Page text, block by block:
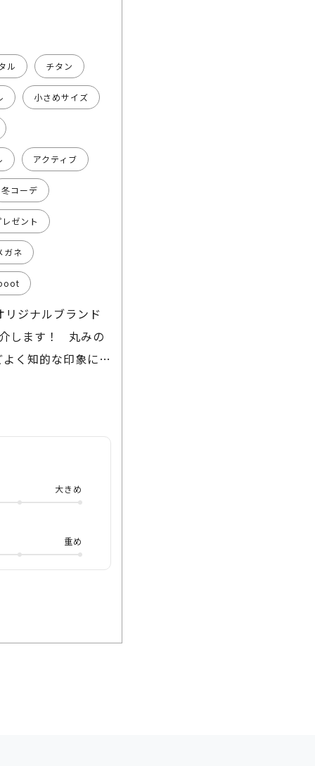
ル チタン
小さめサイズ
アクティブ
冬コーデ
ゼント
ガネ
ジナルブランド
します！ 丸みの
く知的な印象に👀
心地と雰囲気を体
大きめ
重め